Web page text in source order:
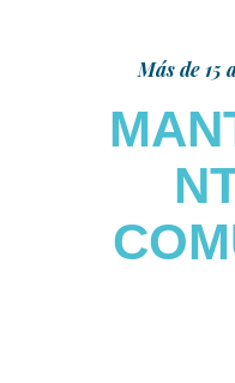
Más de 15